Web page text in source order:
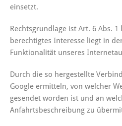
einsetzt.
Rechtsgrundlage ist Art. 6 Abs. 1
berechtigtes Interesse liegt in
Funktionalität unseres
Durch die so hergestellte
Google ermitteln, von welcher
gesendet worden ist und an
Anfahrtsbeschreibung zu